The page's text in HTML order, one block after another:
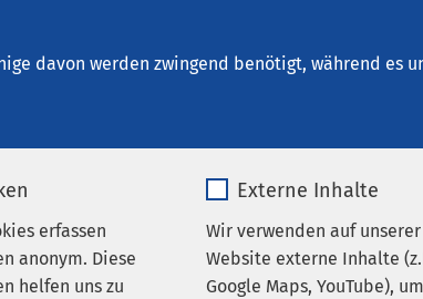
davon werden zwingend benötigt, während es
erfassen
anonym. Diese
helfen uns zu
Externe Inhalte
Wir verwenden auf unserer
Website externe Inhalte
Google Maps, YouTube),
Zentren und Dienste
EPZ